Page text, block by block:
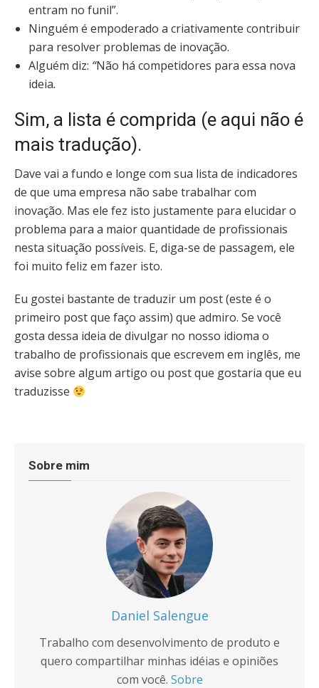
entram no funil”.
Ninguém é empoderado a criativamente contribuir
para resolver problemas de inovação.
Alguém diz: “Não há competidores para essa nova
ideia.
Sim, a lista é comprida (e aqui não é
mais tradução).
Dave vai a fundo e longe com sua lista de indicadores
de que uma empresa não sabe trabalhar com
inovação. Mas ele fez isto justamente para elucidar o
problema para a maior quantidade de profissionais
nesta situação possíveis. E, diga-se de passagem, ele
foi muito feliz em fazer isto.
Eu gostei bastante de traduzir um post (este é o
primeiro post que faço assim) que admiro. Se você
gosta dessa ideia de divulgar no nosso idioma o
trabalho de profissionais que escrevem em inglês, me
avise sobre algum artigo ou post que gostaria que eu
traduzisse
Sobre mim
Daniel Salengue
Trabalho com desenvolvimento de produto e
quero compartilhar minhas idéias e opiniões
com você. Sobre